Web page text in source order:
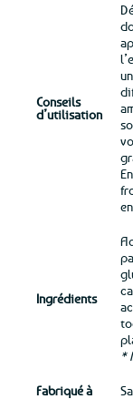
Conseils
d’utilisation
Ingrédients
*
Fabriqué à